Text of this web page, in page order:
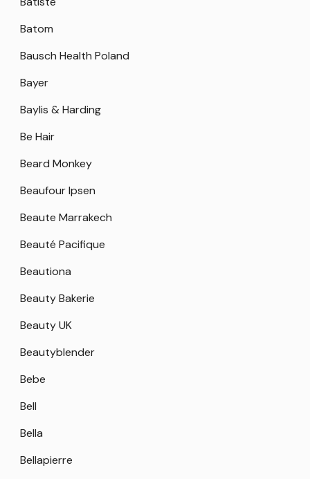
Batom
Bausch Health Poland
Bayer
Baylis & Harding
Be Hair
Beard Monkey
Beaufour Ipsen
Beaute Marrakech
Beauté Pacifique
Beautiona
Beauty Bakerie
Beauty UK
Beautyblender
Bebe
Bell
Bella
Bellapierre